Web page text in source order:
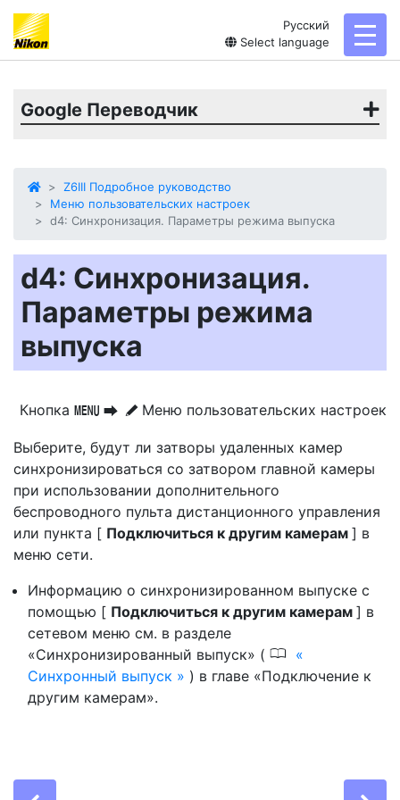
Русский
Select language
Google Переводчик
Z6III Подробное руководство
Меню пользовательских настроек
d4: Синхронизация. Параметры режима выпуска
d4: Синхронизация.
Параметры режима
выпуска
Кнопка G U A Меню пользовательских настроек
Выберите, будут ли затворы удаленных камер
синхронизироваться со затвором главной камеры
при использовании дополнительного
беспроводного пульта дистанционного управления
или пункта [ Подключиться к другим камерам ] в
меню сети.
Информацию о синхронизированном выпуске с
помощью [ Подключиться к другим камерам ] в
сетевом меню см. в разделе
«Синхронизированный выпуск» ( 0
Синхронный выпуск
) в главе «Подключение к
другим камерам».